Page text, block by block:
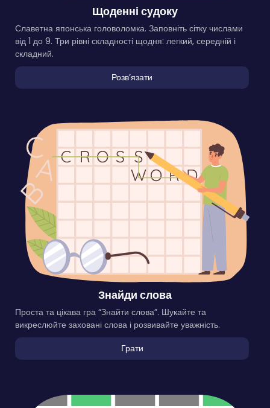
Щоденні судоку
Славетна японська головоломка. Заповніть сітку числами
від 1 до 9. Три рівні складності щодня: легкий, середній і
складний.
Розвʼязати
Знайди слова
Проста та цікава гра “Знайти слова”. Шукайте та
викреслюйте заховані слова і розвивайте уважність.
Грати